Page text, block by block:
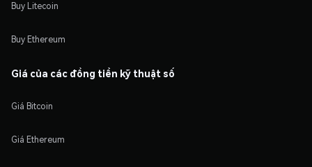
Buy Litecoin
Buy Ethereum
Giá của các đồng tiền kỹ thuật số
Giá Bitcoin
Giá Ethereum